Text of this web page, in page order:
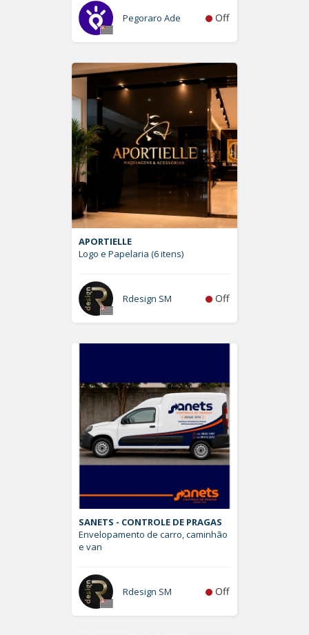
Pegoraro Ade Off
APORTIELLE
Logo e Papelaria (6 itens)
Rdesign SM Off
SANETS - CONTROLE DE PRAGAS
Envelopamento de carro, caminhão
e van
Rdesign SM Off